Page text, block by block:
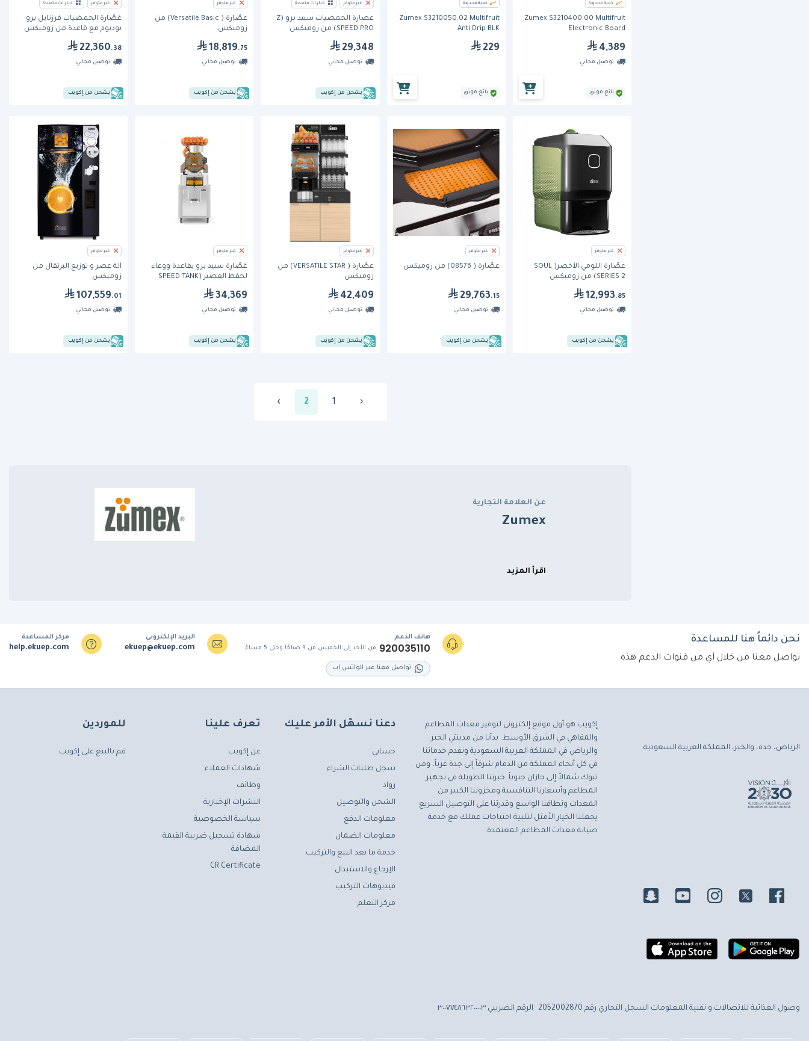
كمية محدودة
Zumex S3210400:00 Multifruit
Electronic Board
4,389
توصيل مجاني
بائع موثق
كمية محدودة
Zumex S3210050.02 Multifruit
Anti Drip BLK
229
بائع موثق
غير متوفر خيارات متعددة
عصارة الحمضيات سبيد برو (Z
SPEED PRO) من زوميكس
29,348
توصيل مجاني
يشحن من إكويب
غير متوفر
عصّارة ( Versatile Basic) من
زوميكس
18,819.75
توصيل مجاني
يشحن من إكويب
غير متوفر خيارات متعددة
عَصّارة الحمضيات فرزتايل برو
بوديوم مع قاعدة من زوميكس
22,360.38
توصيل مجاني
يشحن من إكويب
غير متوفر
عصّارة اللومي الأخضر( SOUL
SERIES 2) من زوميكس
12,993.85
توصيل مجاني
يشحن من إكويب
غير متوفر
عصّارة ( 08576) من زوميكس
29,763.15
توصيل مجاني
يشحن من إكويب
غير متوفر
عصّارة ( VERSATILE STAR) من
زوميكس
42,409
توصيل مجاني
يشحن من إكويب
غير متوفر
عَصَّارة سبيد برو بقاعدة ووعاء
لحفظ العصير (SPEED TANK
34,369
توصيل مجاني
يشحن من إكويب
غير متوفر
آلة عصر و توزيع البرتقال من
زوميكس
107,559.01
توصيل مجاني
يشحن من إكويب
‹
1
2
›
عن العلامة التجارية
Zumex
اقرأ المزيد
نحن دائماً هنا للمساعدة
تواصل معنا من خلال أي من قنوات الدعم هذه
هاتف الدعم
920035110 من الأحد إلى الخميس من 9 صباحًا وحتى 5 مساءً
تواصل معنا عبر الواتس اب
البريد الإلكتروني
ekuep@ekuep.com
مركز المساعدة
help.ekuep.com
الرياض، جدة، والخبر، المملكة العربية السعودية
إكويب هو أول موقع إلكتروني لتوفير معدات المطاعم
والمقاهي في الشرق الأوسط. بدأنا من مدينتي الخبر
والرياض في المملكة العربية السعودية ونقدم خدماتنا
في كل أنحاء المملكة من الدمام شرقاً إلى جدة غرباً، ومن
تبوك شمالاً إلى جازان جنوباً. خبرتنا الطويلة في تجهيز
المطاعم وأسعارنا التنافسية ومخزوننا الكبير من
المعدات ونطاقنا الواسع وقدرتنا على التوصيل السريع
يجعلنا الخيار الأمثل لتلبية احتياجات عملك مع خدمة
صيانة معدات المطاعم المعتمدة.
دعنا نسهّل الأمر عليك
حسابي
سجل طلبات الشراء
رواد
الشحن والتوصيل
معلومات الدفع
معلومات الضمان
خدمة ما بعد البيع والتركيب
الإرجاع والاستبدال
فيديوهات التركيب
مركز التعلم
تعرف علينا
عن إكويب
شهادات العملاء
وظائف
النشرات الإخبارية
سياسة الخصوصية
شهادة تسجيل ضريبة القيمة
المضافة
CR Certificate
للموردين
قم بالبيع على إكويب
وصول الغذائية للاتصالات و تقنية المعلومات السجل التجاري رقم 2052002870 الرقم الضريبي ٣٠٠٧٧٤٨٦٣٢٠٠٠٠٣